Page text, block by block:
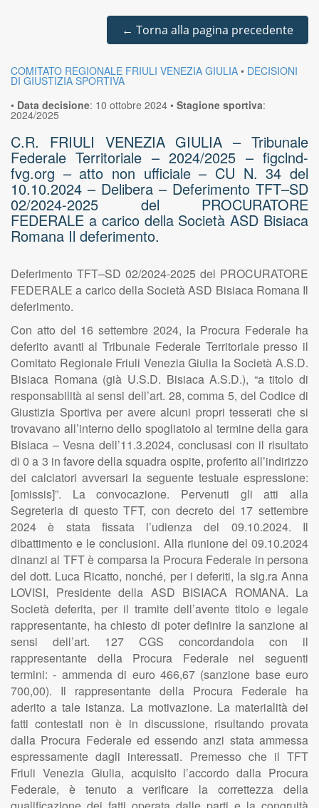
← Torna alla pagina precedente
COMITATO REGIONALE FRIULI VENEZIA GIULIA • DECISIONI
DI GIUSTIZIA SPORTIVA
• Data decisione: 10 ottobre 2024 • Stagione sportiva:
2024/2025
C.R. FRIULI VENEZIA GIULIA – Tribunale
Federale Territoriale – 2024/2025 – figclnd-
fvg.org – atto non ufficiale – CU N. 34 del
10.10.2024 – Delibera – Deferimento TFT–SD
02/2024-2025 del PROCURATORE
FEDERALE a carico della Società ASD Bisiaca
Romana Il deferimento.
Deferimento TFT–SD 02/2024-2025 del PROCURATORE
FEDERALE a carico della Società ASD Bisiaca Romana Il
deferimento.
Con atto del 16 settembre 2024, la Procura Federale ha
deferito avanti al Tribunale Federale Territoriale presso il
Comitato Regionale Friuli Venezia Giulia la Società A.S.D.
Bisiaca Romana (già U.S.D. Bisiaca A.S.D.), “a titolo di
responsabilità ai sensi dell’art. 28, comma 5, del Codice di
Giustizia Sportiva per avere alcuni propri tesserati che si
trovavano all’interno dello spogliatoio al termine della gara
Bisiaca – Vesna dell’11.3.2024, conclusasi con il risultato
di 0 a 3 in favore della squadra ospite, proferito all’indirizzo
dei calciatori avversari la seguente testuale espressione:
[omissis]”. La convocazione. Pervenuti gli atti alla
Segreteria di questo TFT, con decreto del 17 settembre
2024 è stata fissata l’udienza del 09.10.2024. Il
dibattimento e le conclusioni. Alla riunione del 09.10.2024
dinanzi al TFT è comparsa la Procura Federale in persona
del dott. Luca Ricatto, nonché, per i deferiti, la sig.ra Anna
LOVISI, Presidente della ASD BISIACA ROMANA. La
Società deferita, per il tramite dell’avente titolo e legale
rappresentante, ha chiesto di poter definire la sanzione ai
sensi dell’art. 127 CGS concordandola con il
rappresentante della Procura Federale nei seguenti
termini: - ammenda di euro 466,67 (sanzione base euro
700,00). Il rappresentante della Procura Federale ha
aderito a tale istanza. La motivazione. La materialità dei
fatti contestati non è in discussione, risultando provata
dalla Procura Federale ed essendo anzi stata ammessa
espressamente dagli interessati. Premesso che il TFT
Friuli Venezia Giulia, acquisito l’accordo dalla Procura
Federale, è tenuto a verificare la correttezza della